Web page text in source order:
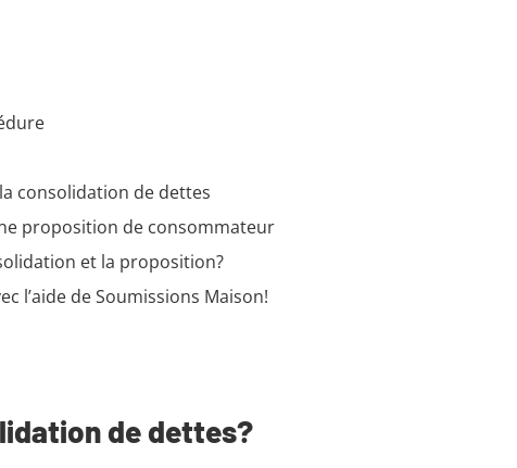
consolidation de dettes
proposition de consommateur
et la proposition?
l’aide de Soumissions Maison!
de dettes?